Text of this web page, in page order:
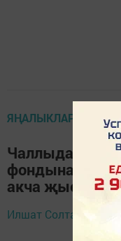
ЯҢАЛЫКЛАР
Чаллыда
фондына 2
акча җыеган
Илшат Солтанов, 9